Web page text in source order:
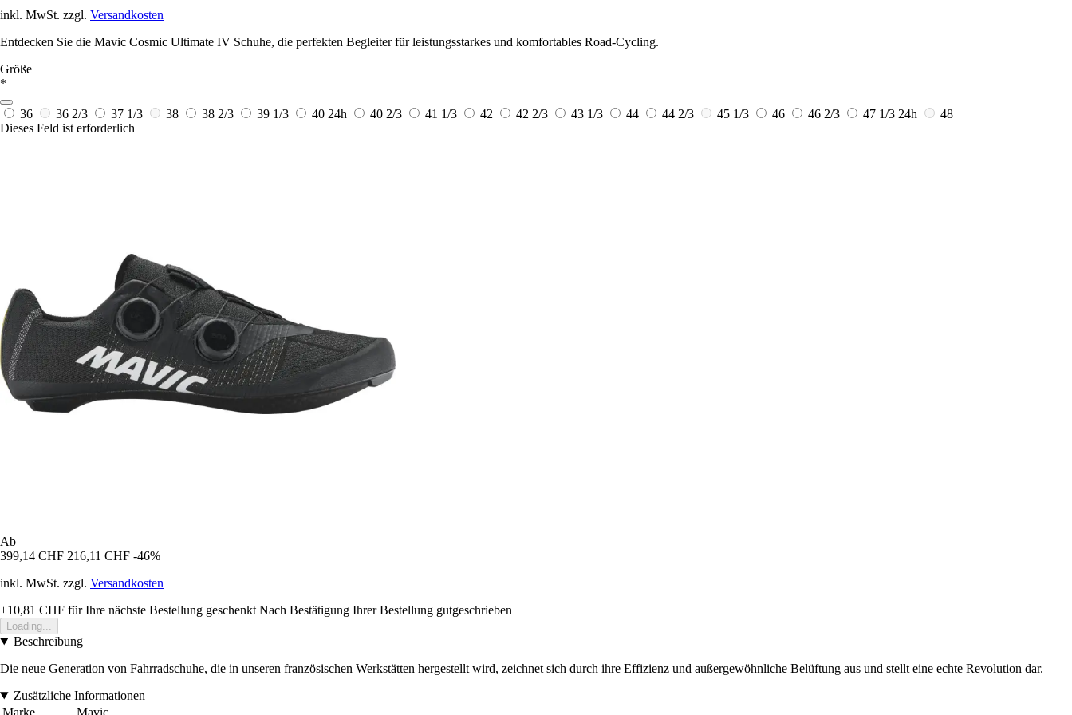
inkl. MwSt. zzgl. Versandkosten
Entdecken Sie die Mavic Cosmic Ultimate IV Schuhe, die perfekten Begleiter für leistungsstarkes und komfortables Road-Cycling.
Größe
*
36 36 2/3 37 1/3 38 38 2/3 39 1/3 40 24h 40 2/3 41 1/3 42 42 2/3 43 1/3 44 44 2/3 45 1/3 46 46 2/3 47 1/3 24h
48
Dieses Feld ist erforderlich
Ab
399,14 CHF 216,11 CHF -46%
inkl. MwSt. zzgl. Versandkosten
+10,81 CHF für Ihre nächste Bestellung geschenkt Nach Bestätigung Ihrer Bestellung gutgeschrieben
Loading...
Beschreibung
Die neue Generation von Fahrradschuhe, die in unseren französischen Werkstätten hergestellt wird, zeichnet sich durch ihre Effizienz und außergewöhnliche Belüftung aus und stellt eine echte Revolution dar.
Zusätzliche Informationen